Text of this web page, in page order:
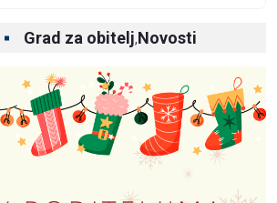
Grad za obitelj,Novosti